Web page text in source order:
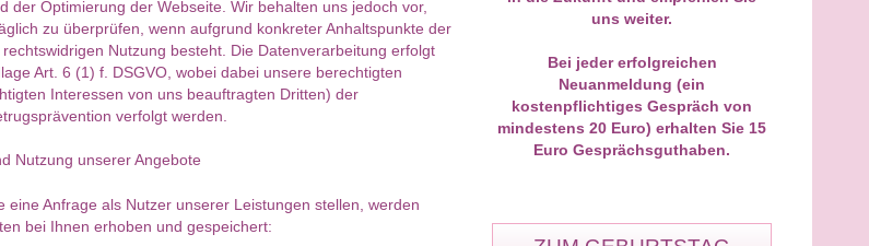
ich jetzt am dritten Tag nach deiner
E-Mail an mich von ihm einen Anruf
bekommen habe toppt das Ganze
einfach. Also wer dir nicht schreibt
ist selber schuld das warten hat
dank dir für mich ein Ende ich hab
dass ich dieser Mann endlich bei
es dann auch eingetroffen.
wirkte authentisch und stimmig.
Zuversicht und innere Ruhe
gegeben. Von Herzen danke,
Eileen. Ich kann dich
uneingeschränkt
und werde mich ganz sicher
der Optimierung der Webseite. Wir behalten uns jedoch vor,
zu überprüfen, wenn aufgrund konkreter Anhaltspunkte der
Nutzung besteht. Die Datenverarbeitung erfolgt
Art. 6 (1) f. DSGVO, wobei dabei unsere berechtigten
Interessen von uns beauftragten Dritten) der
verfolgt werden.
Nutzung unserer Angebote
eine Anfrage als Nutzer unserer Leistungen stellen, werden
bei Ihnen erhoben und gespeichert:
uns weiter.
Bei jeder erfolgreichen
Neuanmeldung (ein
kostenpflichtiges Gespräch von
mindestens 20 Euro) erhalten Sie 15
Euro Gesprächsguthaben.